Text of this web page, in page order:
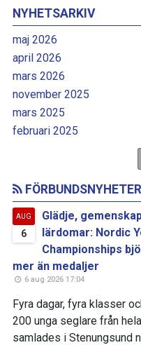
NYHETSARKIV
maj 2026
april 2026
mars 2026
november 2025
mars 2025
februari 2025
FÖRBUNDSNYHETER
AUG
6
Glädje,
lärdomar: Nordic
Championships
mer än medaljer
6 aug 2026 17:04
Fyra dagar, fyra klasser
200 unga seglare från
samlades i Stenungsund